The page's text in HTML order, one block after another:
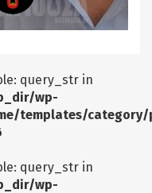
query_str in
wp-
templates/
query_str in
wp-